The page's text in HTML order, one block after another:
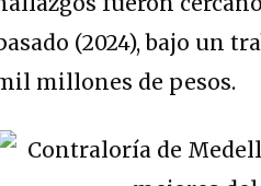
(2024), bajo un
millones de pesos.